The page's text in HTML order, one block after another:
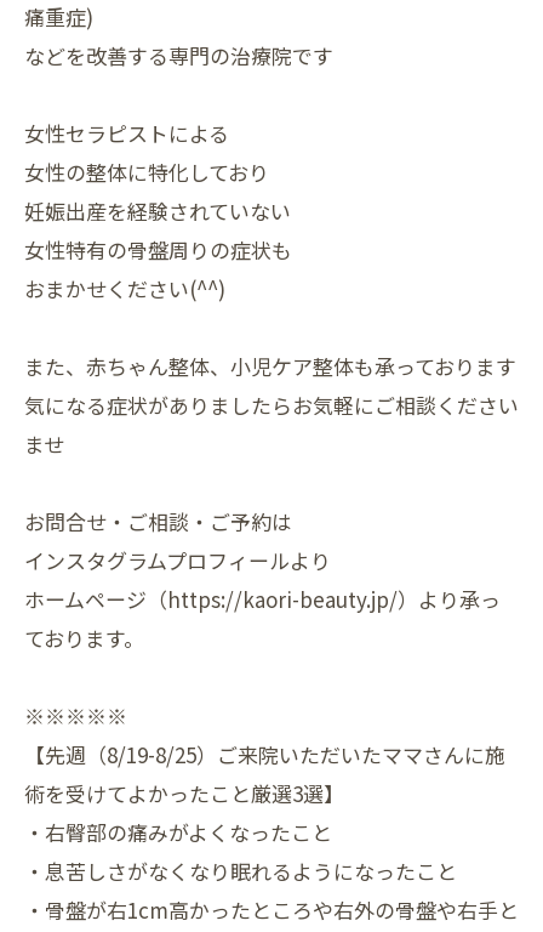
痛重症)
などを改善する専門の治療院です
女性セラピストによる
女性の整体に特化しており
妊娠出産を経験されていない
女性特有の骨盤周りの症状も
おまかせください(^^)
また、赤ちゃん整体、小児ケア整体も承っております
気になる症状がありましたらお気軽にご相談ください
ませ
お問合せ・ご相談・ご予約は
インスタグラムプロフィールより
ホームページ（https://kaori-beauty.jp/）より承っ
ております。
※※※※※
【先週（8/19-8/25）ご来院いただいたママさんに施
術を受けてよかったこと厳選3選】
・右臀部の痛みがよくなったこと
・息苦しさがなくなり眠れるようになったこと
・骨盤が右1cm高かったところや右外の骨盤や右手と